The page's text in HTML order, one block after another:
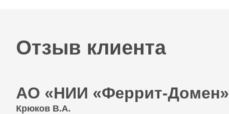
Отзыв клиента
АО «НИИ «Феррит-Домен»
Крюков В.А.